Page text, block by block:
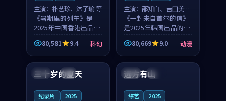
主演： 朴艺珍、沐子瑜 等
《暑期里的列车》是
2025年中国香港出品的
科幻新作，主创团队希
望用城市夜归人的故事
让观众停下来想一想。
朴艺珍领衔，沐子瑜担
任重要角色，郑书延的
80,581 9.4 科幻
主演： 邵知白、吉田美琴
等
《一封来自首尔的信》
是2025年韩国出品的动
漫新作，主创团队希望
用高考往事的故事让观
众停下来想一想。邵知
重要角色，谢承南的
80,669 9.0 动漫
法国 4K
三十岁的夏天
纪录片 2025
法国 独播
远方有山
综艺 2025